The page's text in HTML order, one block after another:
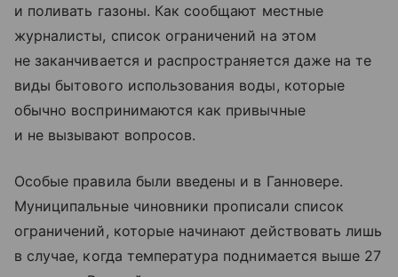
и поливать газоны. Как сообщают местные
журналисты, список ограничений на этом
не заканчивается и распространяется даже на те
виды бытового использования воды, которые
обычно воспринимаются как привычные
и не вызывают вопросов.
Особые правила были введены и в Ганновере.
Муниципальные чиновники прописали список
ограничений, которые начинают действовать лишь
в случае, когда температура поднимается выше 27